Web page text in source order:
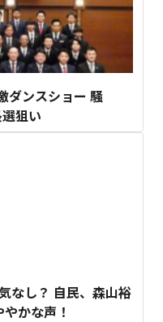
ダンスショー 騒
狙い
なし？ 自民、森山裕
かな声！